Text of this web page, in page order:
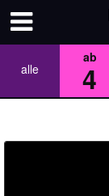
alle
ab
4